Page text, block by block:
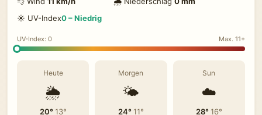
☀️ UV-Index0 – Niedrig
UV-Index: 0 Max. 11+
Heute
🌦️
20°13°
Morgen
🌤️
24°11°
Sun
☁️
28°16°